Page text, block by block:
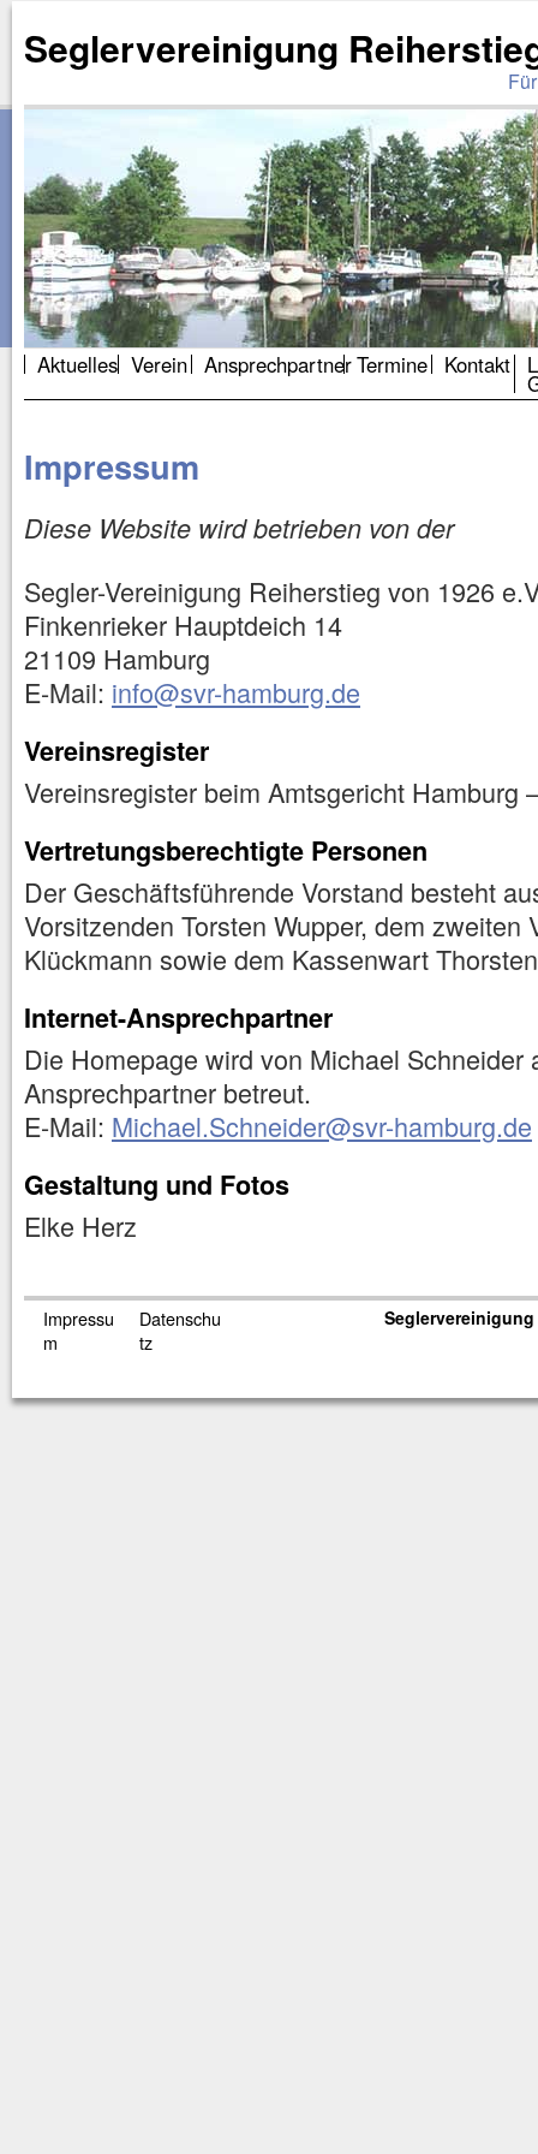
Seglervereinigung
Aktuelles Verein AnsprechpartnerTermine Kontakt
Impressum
Diese Website wird betrieben von der
Segler-Vereinigung Reiherstieg von 1926
Finkenrieker Hauptdeich 14
21109 Hamburg
E-Mail: info@svr-hamburg.de
Vereinsregister
Vereinsregister beim Amtsgericht Hamburg
Vertretungsberechtigte Personen
Der Geschäftsführende Vorstand besteht
Vorsitzenden Torsten Wupper, dem zweiten
Klückmann sowie dem Kassenwart
Internet-Ansprechpartner
Die Homepage wird von Michael Schneider
Ansprechpartner betreut.
E-Mail: Michael.Schneider@svr-hamburg.de
Gestaltung und Fotos
Elke Herz
Impressu
m
Datenschu
tz